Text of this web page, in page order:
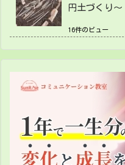
円土づくり～
16件のビュー